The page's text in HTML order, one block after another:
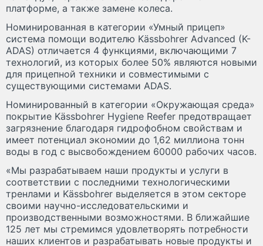
платформе, а также замене колеса.
Номинированная в категории «Умный прицеп»
система помощи водителю Kässbohrer Advanced (K-
ADAS) отличается 4 функциями, включающими 7
технологий, из которых более 50% являются новыми
для прицепной техники и совместимыми с
существующими системами ADAS.
Номинированный в категории «Окружающая среда»
покрытие Kässbohrer Hygiene Reefer предотвращает
загрязнение благодаря гидрофобном свойствам и
имеет потенциал экономии до 1,62 миллиона тонн
воды в год с высвобождением 60000 рабочих часов.
«Мы разрабатываем наши продукты и услуги в
соответствии с последними технологическими
тренлами и Kässbohrer выделяется в этом секторе
своими научно-исследовательскими и
производственными возможностями. В ближайшие
125 лет мы стремимся удовлетворять потребности
наших клиентов и разрабатывать новые продукты и